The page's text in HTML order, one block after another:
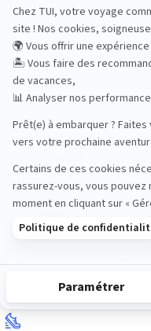
Océanie
Océan Indien